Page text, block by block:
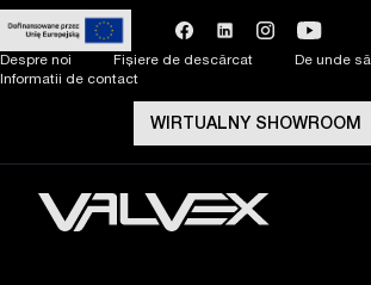
Despre noi Fișiere de descărcat
De unde
Informatii de contact
WIRTUALNY SHOWROOM